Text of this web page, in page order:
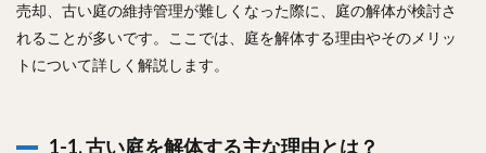
売却、古い庭の維持管理が難しくなった際に、庭の解体が検討さ
れることが多いです。ここでは、庭を解体する理由やそのメリッ
トについて詳しく解説します。
1-1. 古い庭を解体する主な理由とは？